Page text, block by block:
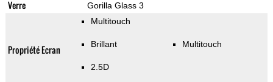
Verre Gorilla Glass 3
Propriété Ecran
Multitouch
Brillant
2.5D
Multitouch